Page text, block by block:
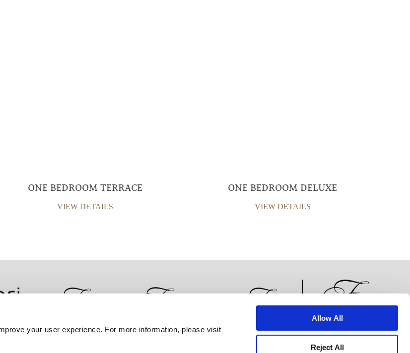
your user experience. For more information, please visit
Allow All
Reject All
ONE BEDROOM DELUXE
VIEW DETAILS
ONE BEDROOM TERRACE
VIEW DETAILS
الأخبار تطوير الأعمال الوظائف